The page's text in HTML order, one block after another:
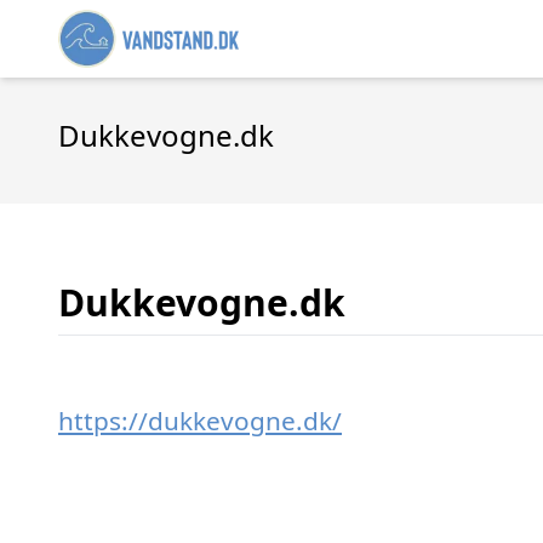
Dukkevogne.dk
Dukkevogne.dk
https://dukkevogne.dk/